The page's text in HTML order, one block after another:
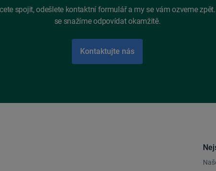
spojit, odešlete kontaktní formulář a my se vám ozveme
se snažíme odpovídat okamžitě.
Kontaktujte nás